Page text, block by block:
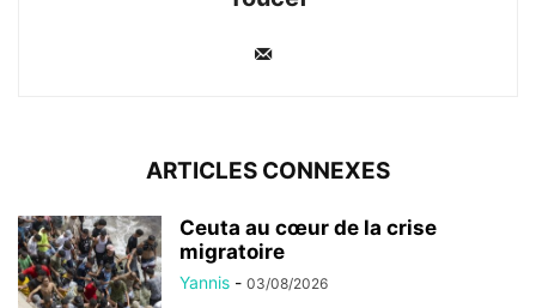
ARTICLES CONNEXES
Ceuta au cœur de la crise
migratoire
Yannis - 03/08/2026